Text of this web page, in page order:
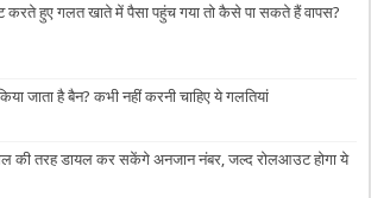
करते हुए गलत खाते में पैसा पहुंच गया तो कैसे पा सकते हैं वापस?
जाता है बैन? कभी नहीं करनी चाहिए ये गलतियां
की तरह डायल कर सकेंगे अनजान नंबर, जल्द रोलआउट होगा ये